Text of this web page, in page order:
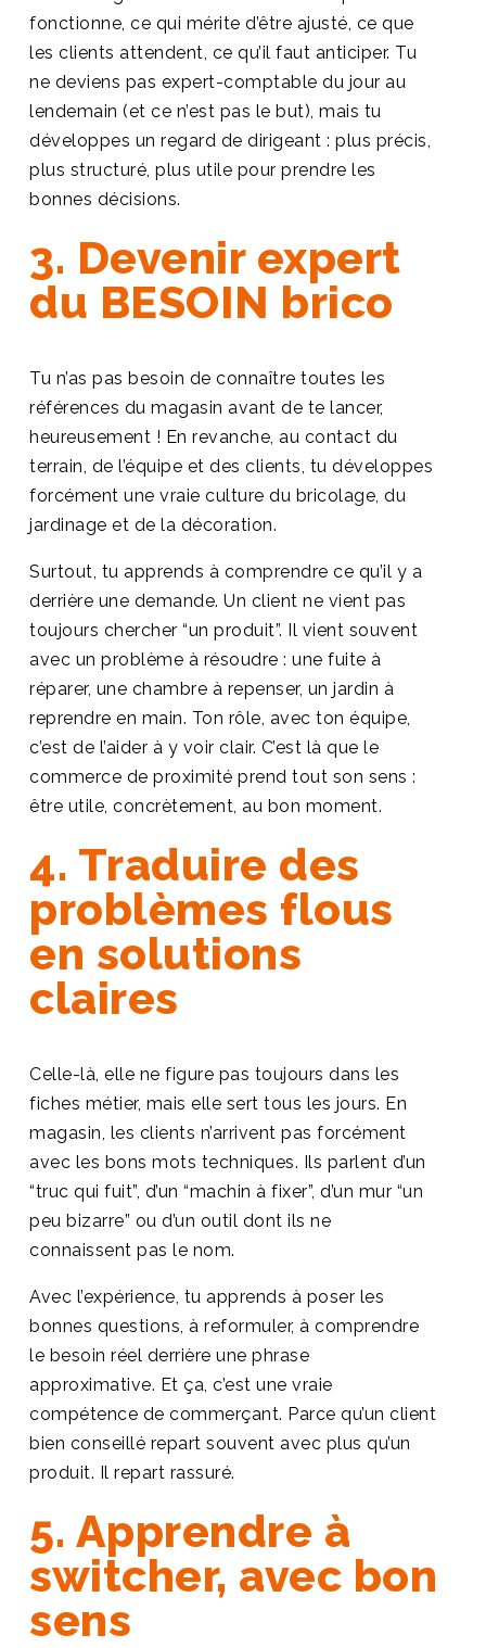
fonctionne, ce qui mérite d’être ajusté, ce que
les clients attendent, ce qu’il faut anticiper. Tu
ne deviens pas expert-comptable du jour au
lendemain (et ce n’est pas le but), mais tu
développes un regard de dirigeant : plus précis,
plus structuré, plus utile pour prendre les
bonnes décisions.
3. Devenir expert
du BESOIN brico
Tu n’as pas besoin de connaître toutes les
références du magasin avant de te lancer,
heureusement ! En revanche, au contact du
terrain, de l’équipe et des clients, tu développes
forcément une vraie culture du bricolage, du
jardinage et de la décoration.
Surtout, tu apprends à comprendre ce qu’il y a
derrière une demande. Un client ne vient pas
toujours chercher “un produit”. Il vient souvent
avec un problème à résoudre : une fuite à
réparer, une chambre à repenser, un jardin à
reprendre en main. Ton rôle, avec ton équipe,
c’est de l’aider à y voir clair. C’est là que le
commerce de proximité prend tout son sens :
être utile, concrètement, au bon moment.
4. Traduire des
problèmes flous
en solutions
claires
Celle-là, elle ne figure pas toujours dans les
fiches métier, mais elle sert tous les jours. En
magasin, les clients n’arrivent pas forcément
avec les bons mots techniques. Ils parlent d’un
“truc qui fuit”, d’un “machin à fixer”, d’un mur “un
peu bizarre” ou d’un outil dont ils ne
connaissent pas le nom.
Avec l’expérience, tu apprends à poser les
bonnes questions, à reformuler, à comprendre
le besoin réel derrière une phrase
approximative. Et ça, c’est une vraie
compétence de commerçant. Parce qu’un client
bien conseillé repart souvent avec plus qu’un
produit. Il repart rassuré.
5. Apprendre à
switcher, avec bon
sens